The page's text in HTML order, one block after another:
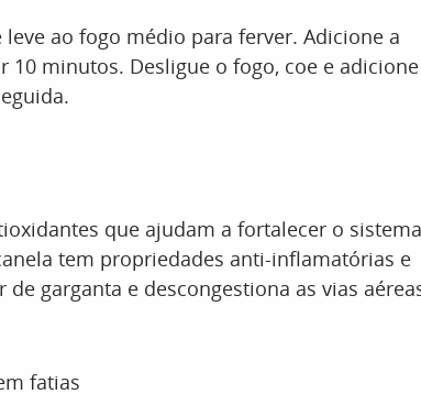
ao fogo médio para ferver. Adicione a
10 minutos. Desligue o fogo, coe e
que ajudam a fortalecer o sistema
tem propriedades anti-inflamatórias e
garganta e descongestiona as vias
fatias